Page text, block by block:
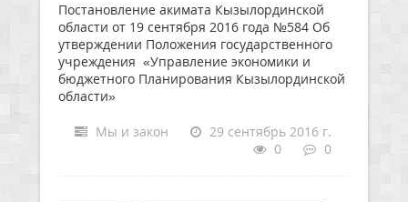
Постановление акимата Кызылординской
области от 19 сентября 2016 года №584 Об
утверждении Положения государственного
учреждения «Управление экономики и
бюджетного Планирования Кызылординской
области»
Мы и закон
29 сентябрь 2016 г.
0
0